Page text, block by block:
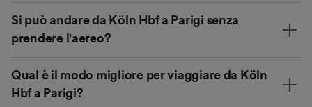
Si può andare da Köln Hbf a Parigi senza
prendere l'aereo?
Qual è il modo migliore per viaggiare da Köln
Hbf a Parigi?